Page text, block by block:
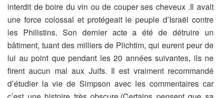
interdit de boire du vin ou de couper ses cheveux .Il avait
une force colossal et protégeait le peuple d’Israël contre
les Philistins. Son dernier acte a été de détruire un
bâtiment, tuant des milliers de Plichtim, qui eurent peur de
lui au point que pendant les 20 années suivantes, ils ne
firent aucun mal aux Juifs. Il est vraiment recommandé
d’étudier la vie de Simpson avec les commentaires car